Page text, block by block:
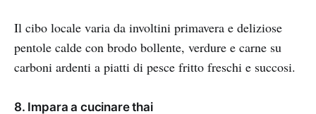
Il cibo locale varia da involtini primavera e deliziose
pentole calde con brodo bollente, verdure e carne su
carboni ardenti a piatti di pesce fritto freschi e succosi.
8. Impara a cucinare thai